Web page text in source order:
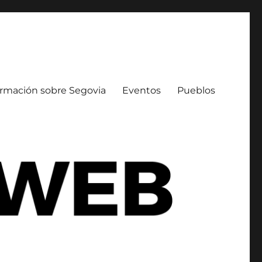
sobre Segovia Eventos Pueblos